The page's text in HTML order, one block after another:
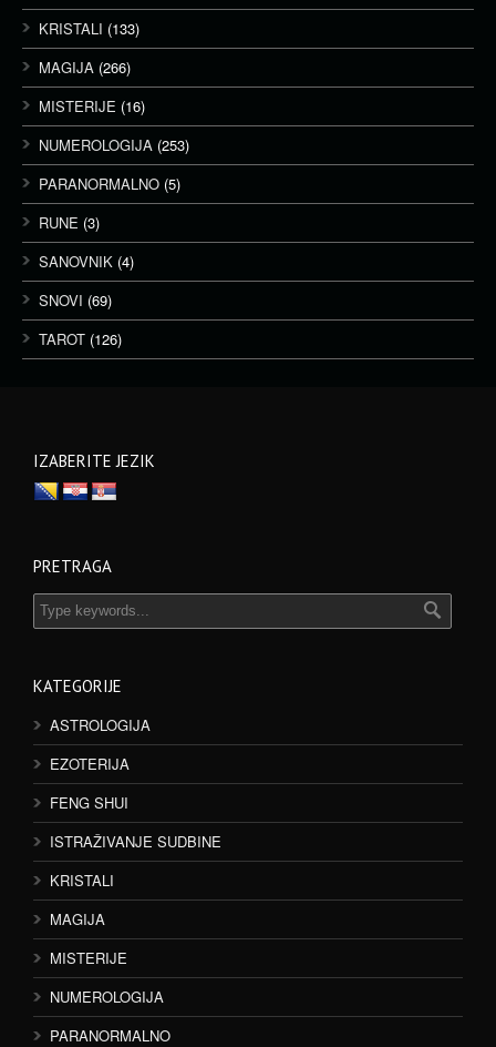
KRISTALI (133)
MAGIJA (266)
MISTERIJE (16)
NUMEROLOGIJA (253)
PARANORMALNO (5)
RUNE (3)
SANOVNIK (4)
SNOVI (69)
TAROT (126)
IZABERITE JEZIK
PRETRAGA
KATEGORIJE
ASTROLOGIJA
EZOTERIJA
FENG SHUI
ISTRAŽIVANJE SUDBINE
KRISTALI
MAGIJA
MISTERIJE
NUMEROLOGIJA
PARANORMALNO